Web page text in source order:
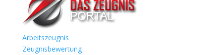
Arbeitszeugnis
Zeugnisbewertung